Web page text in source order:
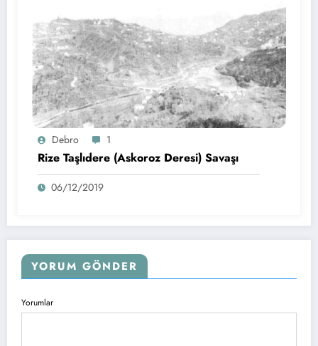
Debro 1
Rize Taşlıdere (Askoroz Deresi) Savaşı
06/12/2019
YORUM GÖNDER
Yorumlar